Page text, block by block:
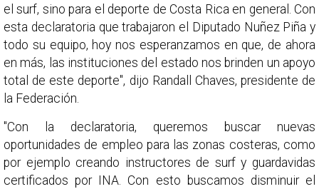
el surf, sino para el deporte de Costa Rica en general. Con
esta declaratoria que trabajaron el Diputado Nuñez Piña y
todo su equipo, hoy nos esperanzamos en que, de ahora
en más, las instituciones del estado nos brinden un apoyo
total de este deporte", dijo Randall Chaves, presidente de
la Federación.
"Con la declaratoria, queremos buscar nuevas
oportunidades de empleo para las zonas costeras, como
por ejemplo creando instructores de surf y guardavidas
certificados por INA. Con esto buscamos disminuir el